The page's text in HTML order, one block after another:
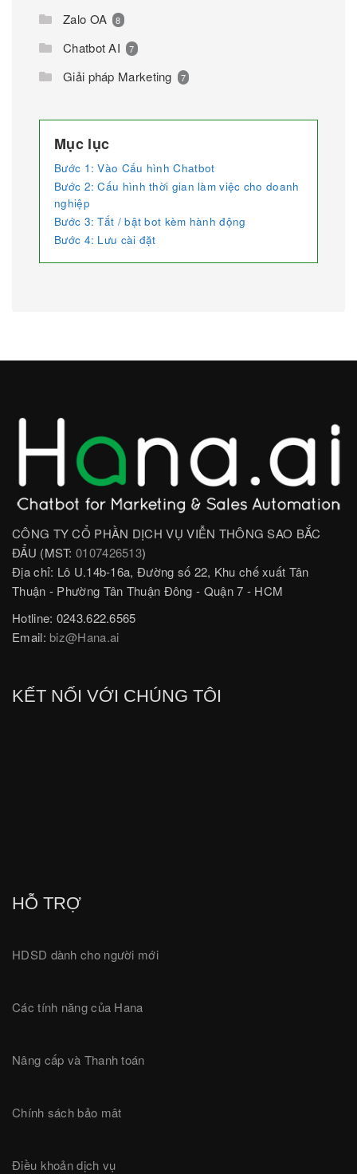
Zalo OA 8
Chatbot AI 7
Giải pháp Marketing 7
Mục lục
Bước 1: Vào Cấu hình Chatbot
Bước 2: Cấu hình thời gian làm việc cho doanh
nghiệp
Bước 3: Tắt / bật bot kèm hành động
Bước 4: Lưu cài đặt
CÔNG TY CỔ PHẦN DỊCH VỤ VIỄN THÔNG SAO BẮC
ĐẨU (MST:0107426513)
Địa chỉ: Lô U.14b-16a, Đường số 22, Khu chế xuất Tân
Thuận - Phường Tân Thuận Đông - Quận 7 - HCM
Hotline: 0243.622.6565
Email:biz@Hana.ai
KẾT NỐI VỚI CHÚNG TÔI
HỖ TRỢ
HDSD dành cho người mới
Các tính năng của Hana
Nâng cấp và Thanh toán
Chính sách bảo mât
Điều khoản dịch vụ